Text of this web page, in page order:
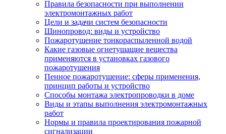
Правила безопасности при выполнении
электромонтажных работ
Цели и задачи систем безопасности
Шинопровод: виды и устройство
Пожаротушение тонкораспыленной водой
Какие газовые огнетушащие вещества
применяются в установках газового
пожаротушения
Пенное пожаротушение: сферы применения,
принцип работы и устройство
Способы монтажа электропроводки в доме
Виды и этапы выполнения электромонтажных
работ
Нормы и правила проектирования пожарной
сигнализации